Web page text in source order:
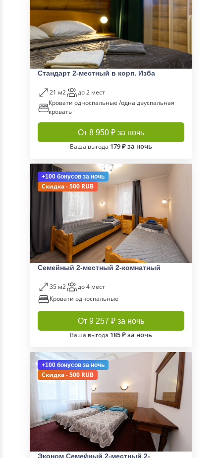
Стандарт 2-местный в корп. Изба
21 м2
до 2 мест
Кровати односпальные /одна двуспальная
кровать
От 8 950 ₽ за ночь
Ваша выгода 179 ₽ за ночь
+100 бонусов за ночь
Скидка - 500 RUB
Семейный 2-местный 2-комнатный
35 м2
до 4 мест
Кровати односпальные
От 9 257 ₽ за ночь
Ваша выгода 185 ₽ за ночь
+100 бонусов за ночь
Скидка - 500 RUB
Эконом Семейный 2-местный 2-